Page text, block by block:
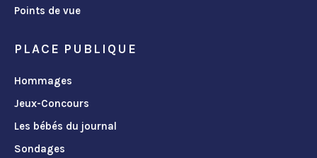
Points de vue
PLACE PUBLIQUE
Hommages
Jeux-Concours
Les bébés du journal
Sondages